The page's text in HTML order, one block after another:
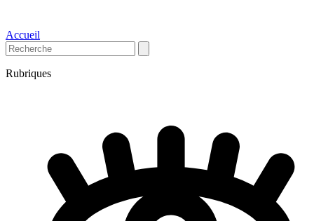
Accueil
Rubriques